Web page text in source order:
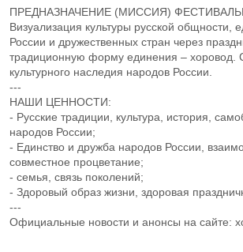
ПРЕДНАЗНАЧЕНИЕ (МИССИЯ)
Визуализация культуры русской общности,
России и дружественных стран через
традиционную форму единения – хоровод.
культурного наследия народов России.
---
НАШИ ЦЕННОСТИ:
- Русские традиции, культура, история,
народов России;
- Единство и дружба народов России,
совместное процветание;
- семья, связь поколений;
- Здоровый образ жизни, здоровая
---
Официальные новости и анонсы на сайте: